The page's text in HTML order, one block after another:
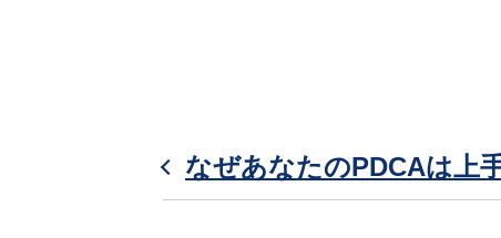
なぜあなたのPDCAは上